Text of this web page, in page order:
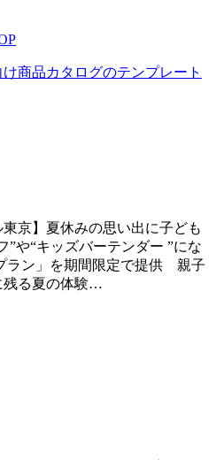
商品カタログのテンプレート
東京】夏休みの思い出に子ども
”や“キッズバーテンダー ”にな
ラン」を期間限定で提供 親子
残る夏の体験…